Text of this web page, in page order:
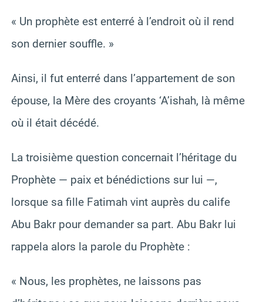
« Un prophète est enterré à l’endroit où il rend
son dernier souffle. »
Ainsi, il fut enterré dans l’appartement de son
épouse, la Mère des croyants ‘A’ishah, là même
où il était décédé.
La troisième question concernait l’héritage du
Prophète — paix et bénédictions sur lui —,
lorsque sa fille Fatimah vint auprès du calife
Abu Bakr pour demander sa part. Abu Bakr lui
rappela alors la parole du Prophète :
« Nous, les prophètes, ne laissons pas